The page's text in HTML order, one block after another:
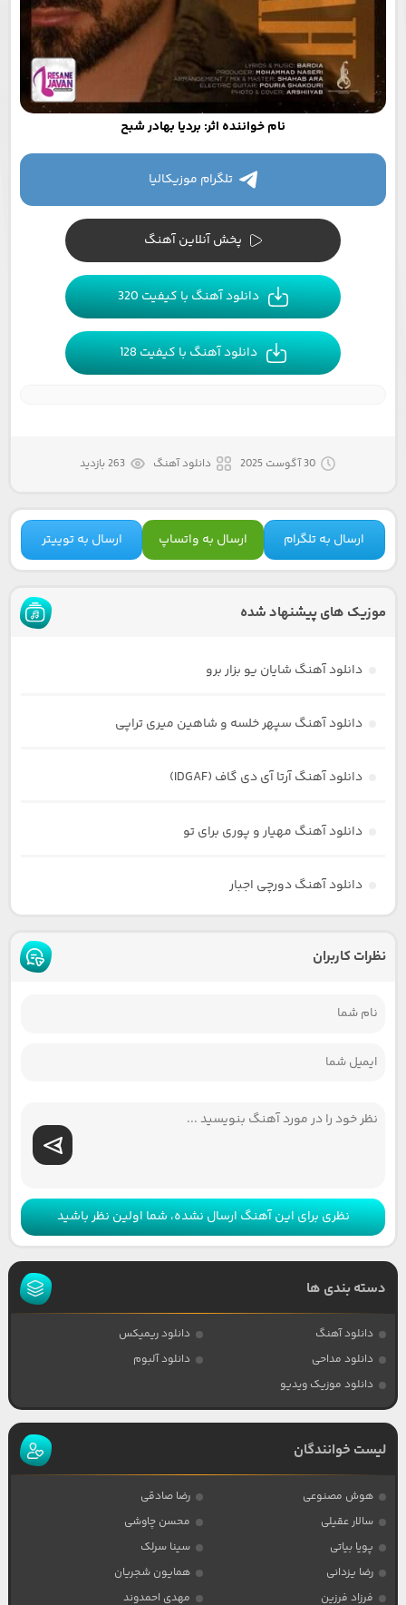
نام خواننده اثر: بردیا بهادر شبح
تلگرام موزیکالیا
پخش آنلاین آهنگ
دانلود آهنگ با کیفیت 320
دانلود آهنگ با کیفیت 128
30 آگوست 2025 دانلود آهنگ 263 بازدید
ارسال به تلگرام ارسال به واتساپ ارسال به توییتر
موزیک های پیشنهاد شده
دانلود آهنگ شایان یو بزار برو
دانلود آهنگ سپهر خلسه و شاهین میری تراپی
دانلود آهنگ آرتا آی دی گاف (IDGAF)
دانلود آهنگ مهیار و پوری برای تو
دانلود آهنگ دورچی اجبار
نظرات کاربران
نظری برای این آهنگ ارسال نشده، شما اولین نظر باشید
دسته بندی ها
دانلود آهنگ
دانلود ریمیکس
دانلود مداحی
دانلود آلبوم
دانلود موزیک ویدیو
لیست خوانندگان
هوش مصنوعی
رضا صادقی
سالار عقیلی
محسن چاوشی
پویا بیاتی
سینا سرلک
رضا یزدانی
همایون شجریان
فرزاد فرزین
مهدی احمدوند